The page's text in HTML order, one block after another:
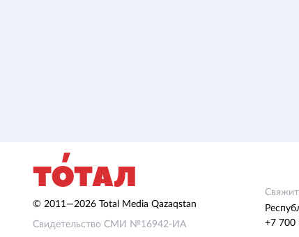
© 2011—2026 Total Media Qazaqstan
Свидетельство СМИ №16942-ИА
+7 700